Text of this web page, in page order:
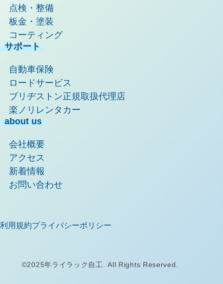
点検・整備
板金・塗装
コーティング
サポート
自動車保険
ロードサービス
ブリヂストン正規取扱代理店
楽ノリレンタカー
about us
会社概要
アクセス
新着情報
お問い合わせ
利用規約プライバシーポリシー
©2025年ライラック自工. All Rights Reserved.